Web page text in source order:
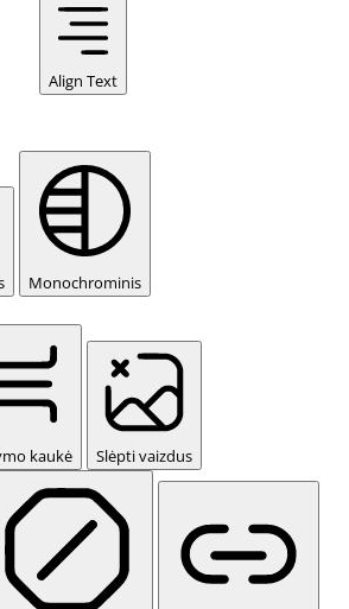
Align Text
Monochrominis
kaukė Slėpti vaizdus